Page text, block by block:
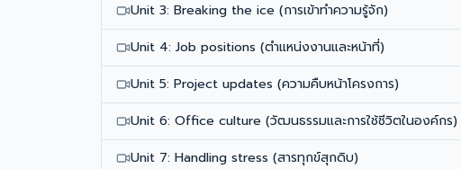
Unit 3: Breaking the ice (การเข้าทำความรู้จัก)
Unit 4: Job positions (ตำแหน่งงานและหน้าที่)
Unit 5: Project updates (ความคืบหน้าโครงการ)
Unit 6: Office culture (วัฒนธรรมและการใช้ชีวิตในองค์กร)
Unit 7: Handling stress (สารทุกข์สุกดิบ)